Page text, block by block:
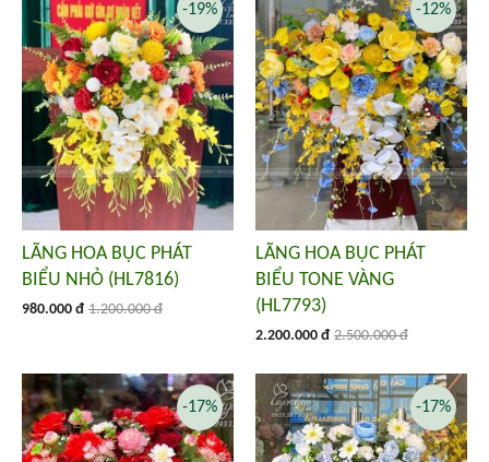
LÃNG HOA BỤC PHÁT
BIỂU NHỎ (HL7816)
980.000 đ 1.200.000 đ
-19%
LÃNG HOA BỤC PHÁT
BIỂU TONE VÀNG
(HL7793)
2.200.000 đ 2.500.000 đ
-12%
-17% -17%